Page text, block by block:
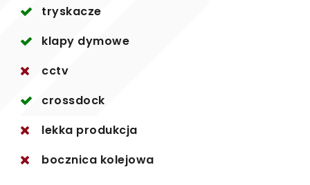
tryskacze
klapy dymowe
cctv
crossdock
lekka produkcja
bocznica kolejowa